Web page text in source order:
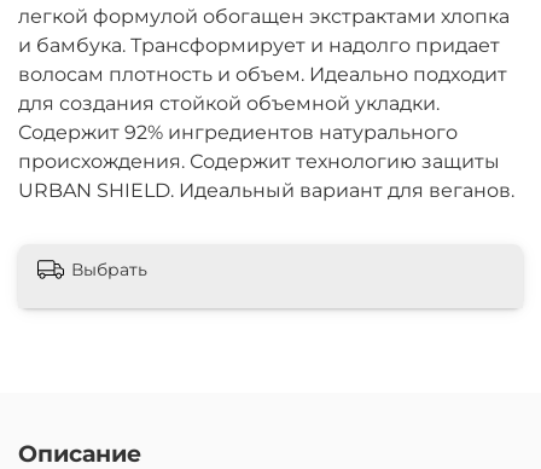
легкой формулой обогащен экстрактами хлопка
и бамбука. Трансформирует и надолго придает
волосам плотность и объем. Идеально подходит
для создания стойкой объемной укладки.
Содержит 92% ингредиентов натурального
происхождения. Содержит технологию защиты
URBAN SHIELD. Идеальный вариант для веганов.
Выбрать
Описание